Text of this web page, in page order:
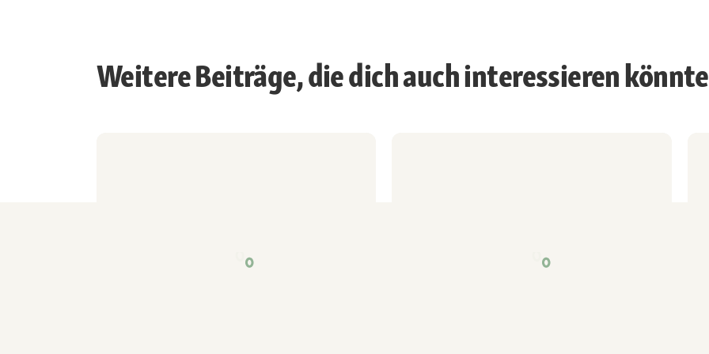
Weitere Beiträge, die dich auch interessieren